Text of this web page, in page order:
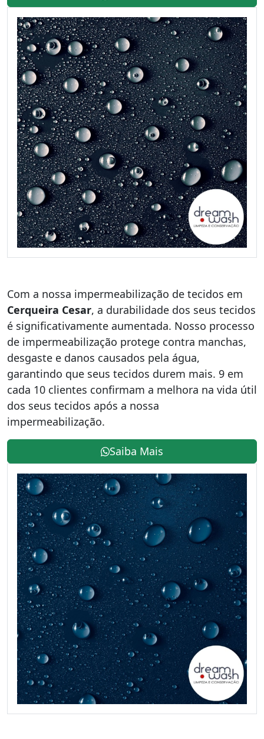
Com a nossa impermeabilização de tecidos em
Cerqueira Cesar, a durabilidade dos seus tecidos
é significativamente aumentada. Nosso processo
de impermeabilização protege contra manchas,
desgaste e danos causados ​​pela água,
garantindo que seus tecidos durem mais. 9 em
cada 10 clientes confirmam a melhora na vida útil
dos seus tecidos após a nossa
impermeabilização.
Saiba Mais